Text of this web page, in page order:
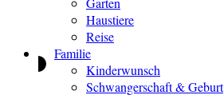
Haustiere
Reise
Familie
Kinderwunsch
Schwangerschaft & Geburt